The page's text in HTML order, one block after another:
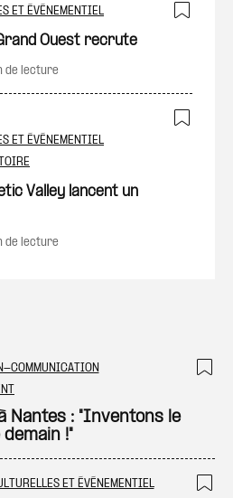
ET ÉVÉNEMENTIEL
Ouest recrute
de lecture
ET ÉVÉNEMENTIEL
Valley lancent un
de lecture
COMMUNICATION
Nantes : "Inventons le
!"
ET ÉVÉNEMENTIEL